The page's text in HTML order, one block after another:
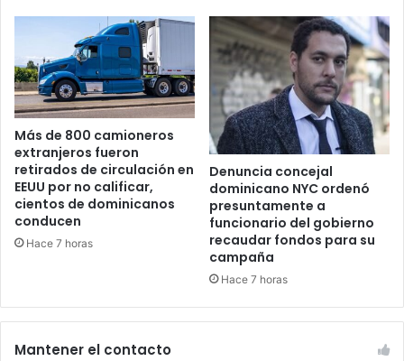
Más de 800 camioneros
extranjeros fueron
retirados de circulación en
EEUU por no calificar,
cientos de dominicanos
conducen
Hace 7 horas
Denuncia concejal
dominicano NYC ordenó
presuntamente a
funcionario del gobierno
recaudar fondos para su
campaña
Hace 7 horas
Mantener el contacto